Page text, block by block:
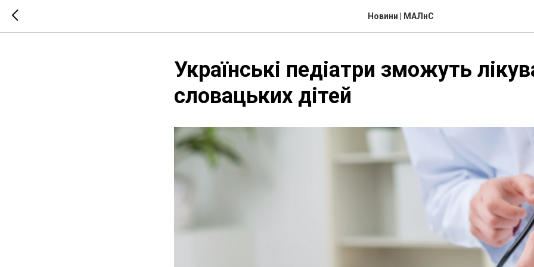
Новини | МАЛнС
Українські педіатри зможуть
словацьких дітей